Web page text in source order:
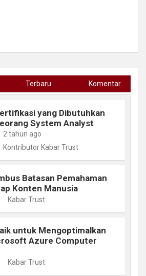
Terbaru Komentar
yang Dibutuhkan
System Analyst
2 tahun ago
Kontributor Kabar Trust
Batasan Pemahaman
Konten Manusia
Kabar Trust
untuk Mengoptimalkan
Azure Computer
Kabar Trust